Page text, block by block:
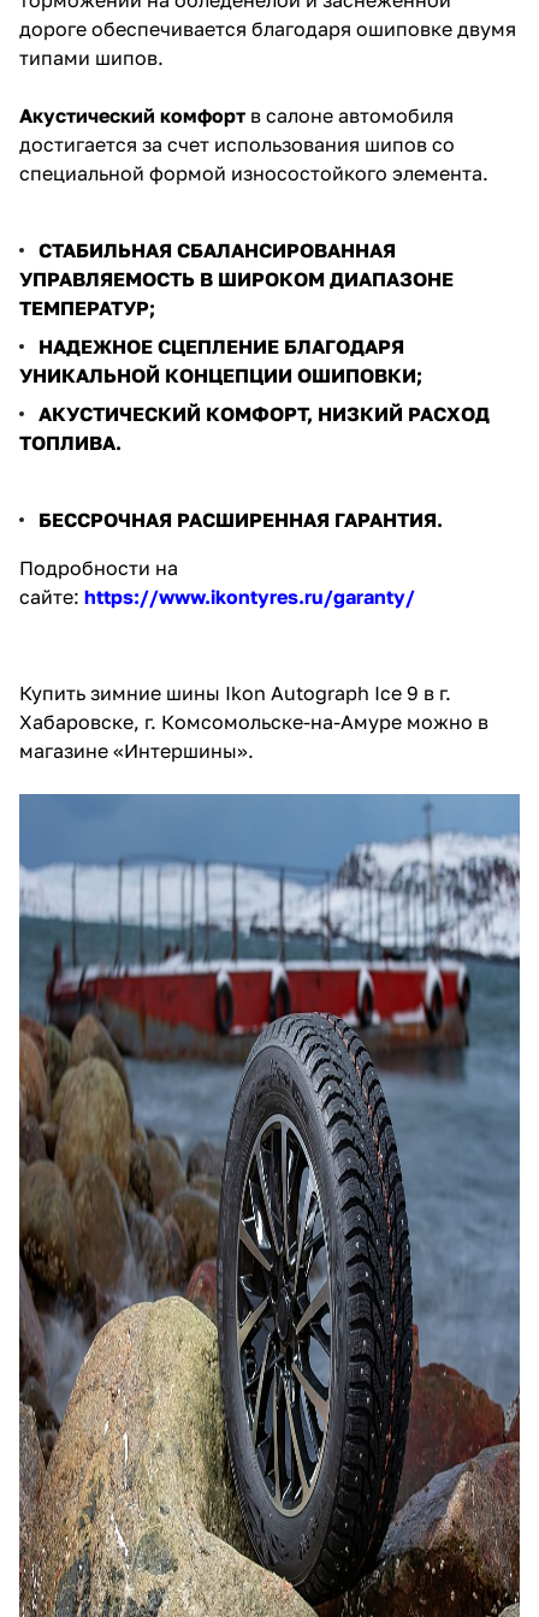
дороге обеспечивается благодаря ошиповке двумя
типами шипов.
Акустический комфорт в салоне автомобиля
достигается за счет использования шипов со
специальной формой износостойкого элемента.
СТАБИЛЬНАЯ СБАЛАНСИРОВАННАЯ
УПРАВЛЯЕМОСТЬ В ШИРОКОМ ДИАПАЗОНЕ
ТЕМПЕРАТУР;
НАДЕЖНОЕ СЦЕПЛЕНИЕ БЛАГОДАРЯ
УНИКАЛЬНОЙ КОНЦЕПЦИИ ОШИПОВКИ;
АКУСТИЧЕСКИЙ КОМФОРТ, НИЗКИЙ РАСХОД
ТОПЛИВА.
БЕССРОЧНАЯ РАСШИРЕННАЯ ГАРАНТИЯ.
Подробности на
сайте: https://www.ikontyres.ru/garanty/
Купить зимние шины Ikon Autograph Ice 9 в г.
Хабаровске, г. Комсомольске-на-Амуре можно в
магазине «Интершины».